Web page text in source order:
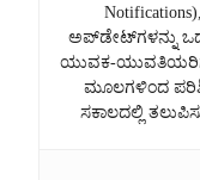
ಅಪ್‌ಡೇಟ್‌ಗಳನ್ನು
ಯುವಕ-ಯುವತಿಯರಿಗೆ
ಮೂಲಗಳಿಂದ
ಸಕಾಲದಲ್ಲಿ